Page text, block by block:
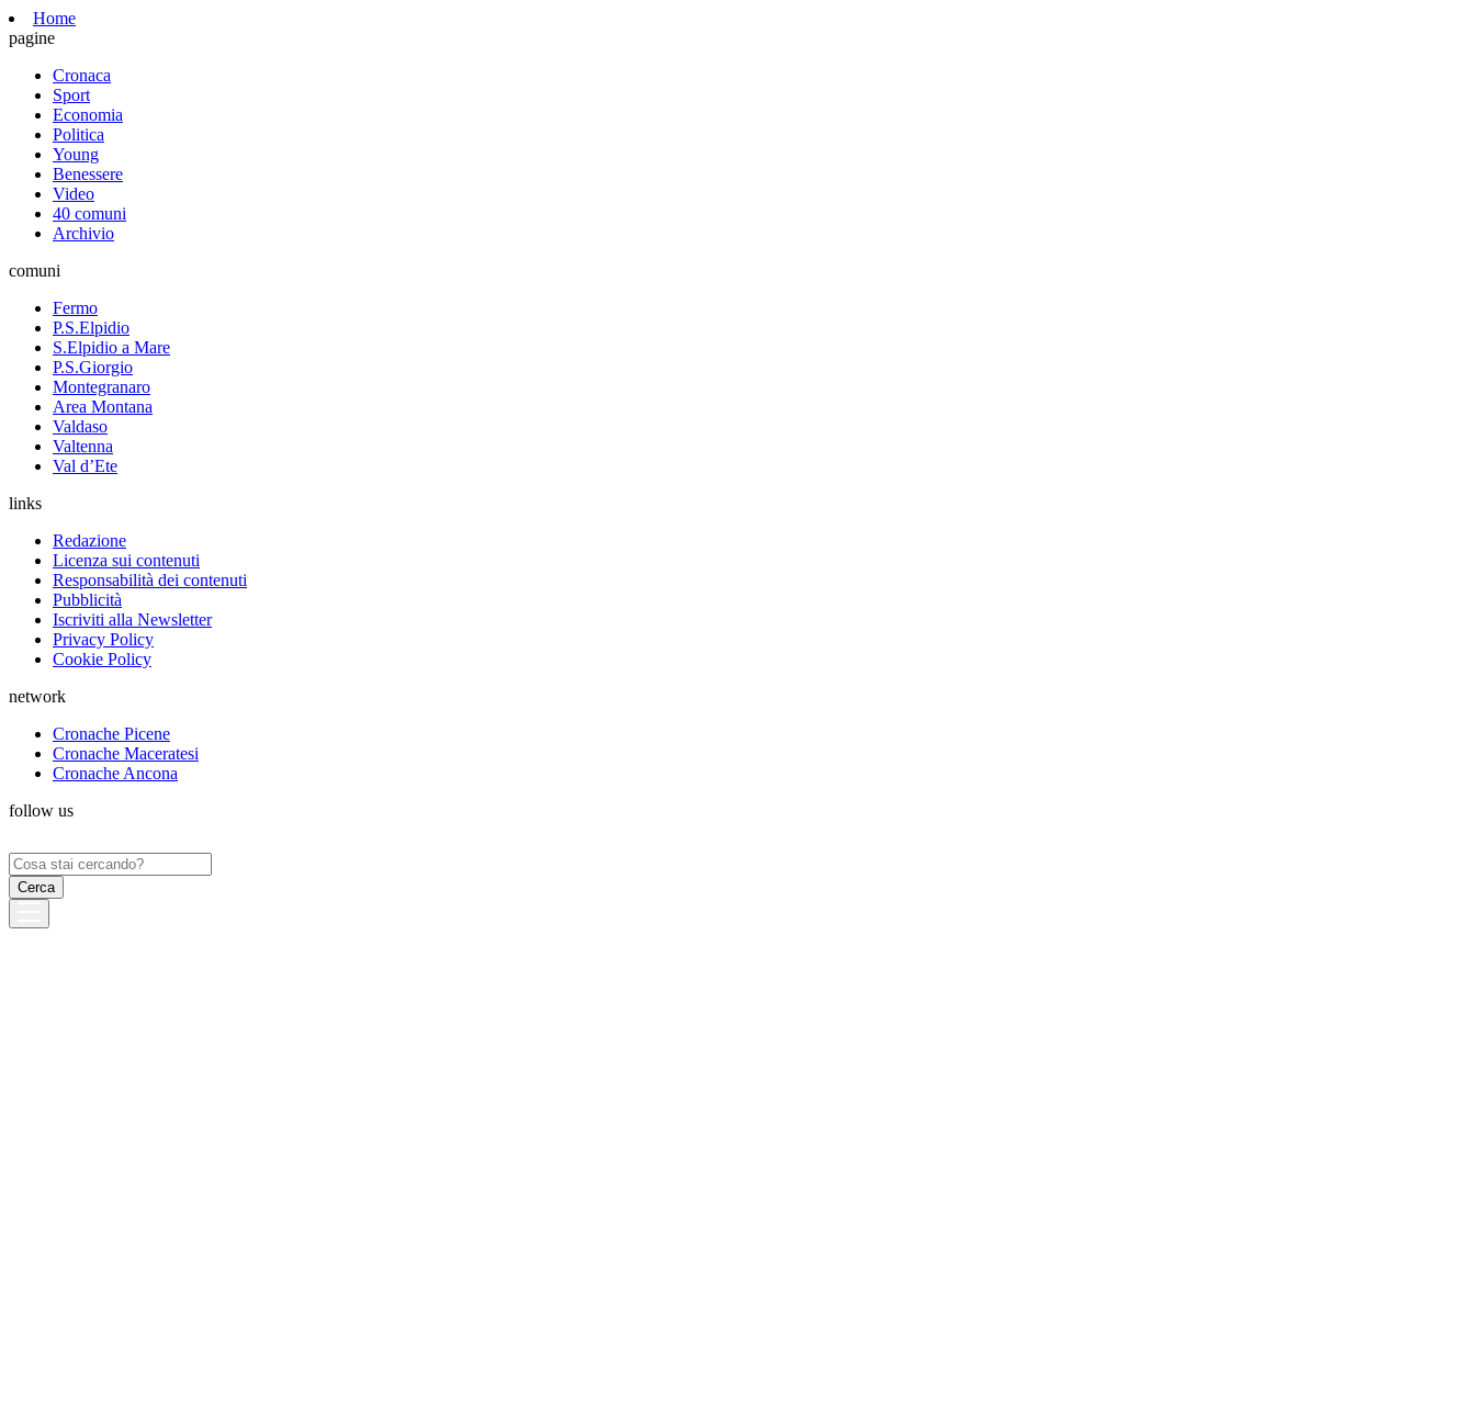
Home
pagine
Cronaca
Sport
Economia
Politica
Young
Benessere
Video
40 comuni
Archivio
comuni
Fermo
P.S.Elpidio
S.Elpidio a Mare
P.S.Giorgio
Montegranaro
Area Montana
Valdaso
Valtenna
Val d’Ete
links
Redazione
Licenza sui contenuti
Responsabilità dei contenuti
Pubblicità
Iscriviti alla Newsletter
Privacy Policy
Cookie Policy
network
Cronache Picene
Cronache Maceratesi
Cronache Ancona
follow us
Ricerca
per: